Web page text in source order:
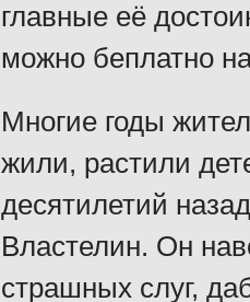
главные её
можно беплатно
Многие годы
жили, растили
десятилетий
Властелин. Он
страшных слуг,